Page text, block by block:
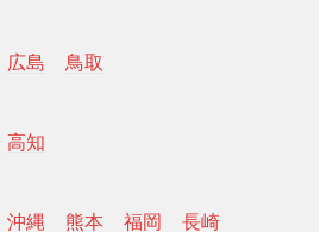
広島
鳥取
高知
沖縄 熊本 福岡
長崎